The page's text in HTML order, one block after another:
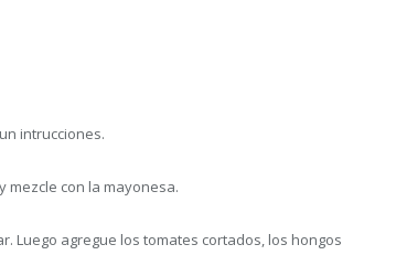
intrucciones.
mezcle con la mayonesa.
Luego agregue los tomates cortados, los hongos